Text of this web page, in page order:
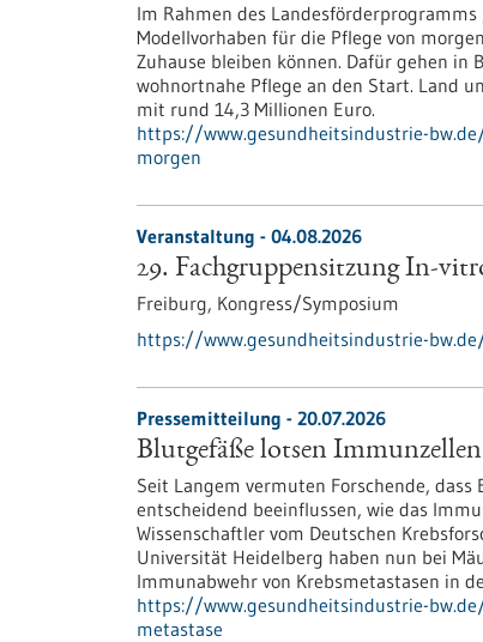
Im Rahmen des
Modellvorhaben für die Pflege von
Zuhause bleiben können. Dafür gehen
wohnortnahe Pflege an den Start. Land
mit rund 14,3 Millionen Euro.
https://www.gesundheitsindustrie-
morgen
Veranstaltung - 04.08.2026
29. Fachgruppensitzung In-
Freiburg, Kongress/Symposium
https://www.gesundheitsindustrie-
Pressemitteilung - 20.07.2026
Blutgefäße lotsen
Seit Langem vermuten Forschende,
entscheidend beeinflussen, wie das
Wissenschaftler vom Deutschen
Universität Heidelberg haben nun bei
Immunabwehr von Krebsmetastasen in
https://www.gesundheitsindustrie-
metastase